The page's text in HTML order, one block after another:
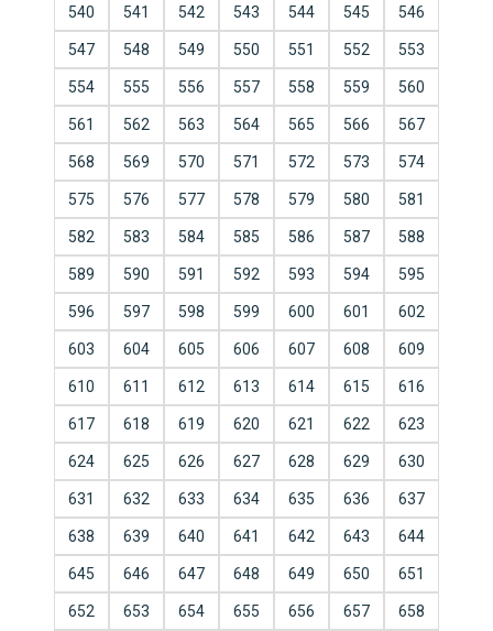
540 541 542 543 544 545 546
547 548 549 550 551 552 553
554 555 556 557 558 559 560
561 562 563 564 565 566 567
568 569 570 571 572 573 574
575 576 577 578 579 580 581
582 583 584 585 586 587 588
589 590 591 592 593 594 595
596 597 598 599 600 601 602
603 604 605 606 607 608 609
610 611 612 613 614 615 616
617 618 619 620 621 622 623
624 625 626 627 628 629 630
631 632 633 634 635 636 637
638 639 640 641 642 643 644
645 646 647 648 649 650 651
652 653 654 655 656 657 658